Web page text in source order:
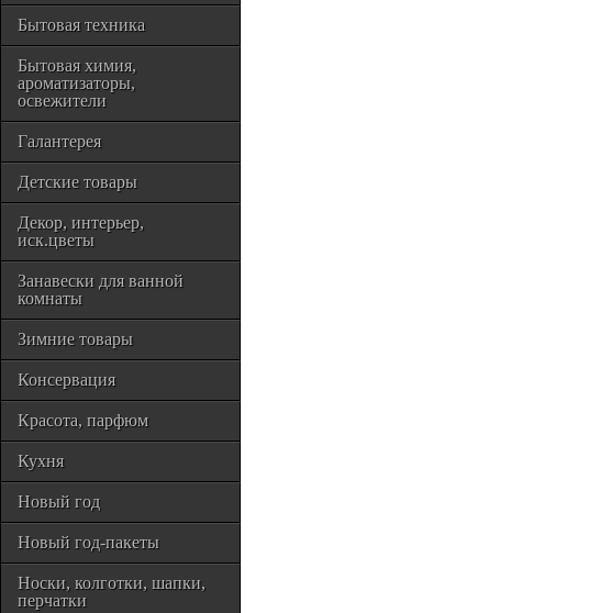
Бытовая техника
Бытовая химия,
ароматизаторы,
освежители
Галантерея
Детские товары
Декор, интерьер,
иск.цветы
Занавески для ванной
комнаты
Зимние товары
Консервация
Красота, парфюм
Кухня
Новый год
Новый год-пакеты
Носки, колготки, шапки,
перчатки